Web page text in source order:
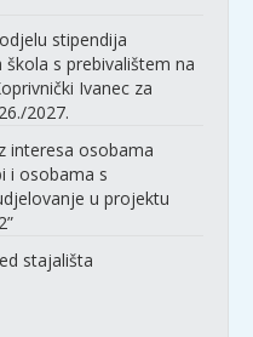
stipendija
s prebivalištem na
Ivanec za
2027.
interesa osobama
i osobama s
u projektu
stajališta